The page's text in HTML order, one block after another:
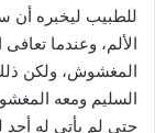
للطبيب ليخبره
الألم، وعندما
المغشوش، ولكن
السليم ومعه
حتى لم يأتي له أحد